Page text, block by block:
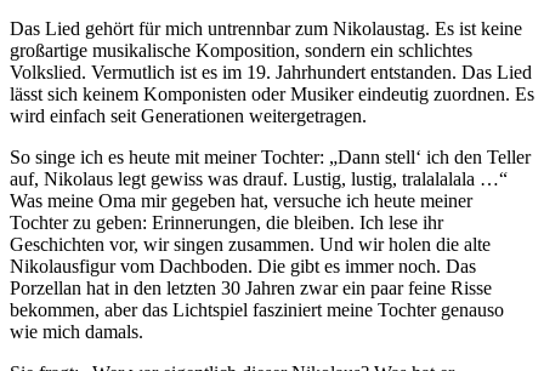
Das Lied gehört für mich untrennbar zum Nikolaustag. Es ist keine
großartige musikalische Komposition, sondern ein schlichtes
Volkslied. Vermutlich ist es im 19. Jahrhundert entstanden. Das Lied
lässt sich keinem Komponisten oder Musiker eindeutig zuordnen. Es
wird einfach seit Generationen weitergetragen.
So singe ich es heute mit meiner Tochter: „Dann stell‘ ich den Teller
auf, Nikolaus legt gewiss was drauf. Lustig, lustig, tralalalala …“
Was meine Oma mir gegeben hat, versuche ich heute meiner
Tochter zu geben: Erinnerungen, die bleiben. Ich lese ihr
Geschichten vor, wir singen zusammen. Und wir holen die alte
Nikolausfigur vom Dachboden. Die gibt es immer noch. Das
Porzellan hat in den letzten 30 Jahren zwar ein paar feine Risse
bekommen, aber das Lichtspiel fasziniert meine Tochter genauso
wie mich damals.